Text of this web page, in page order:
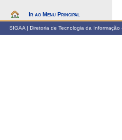
Ir ao Menu Principal
SIGAA | Diretoria de Tecnologia da